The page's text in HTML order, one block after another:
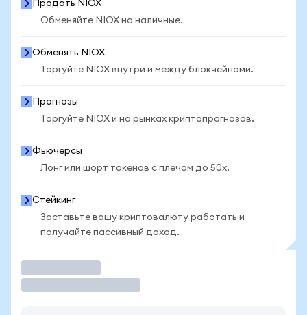
Продать NIOX
Обменяйте NIOX на наличные.
Обменять NIOX
Торгуйте NIOX внутри и между блокчейнами.
Прогнозы
Торгуйте NIOX и на рынках криптопрогнозов.
Фьючерсы
Лонг или шорт токенов с плечом до 50x.
Стейкинг
Заставьте вашу криптовалюту работать и
получайте пассивный доход.